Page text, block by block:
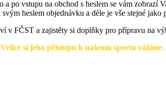
a po vstupu na obchod s heslem se vám zobrazí
heslem objednávku a déle je vše stejné jako
v FČST a zajistěty si doplňky pro přípravu na
si jeho přístupu k našemu sportu vážíme.